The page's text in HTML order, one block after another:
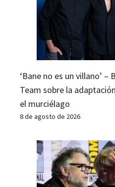
‘Bane no es un villano’
Team sobre la
el murciélago
8 de agosto de 2026